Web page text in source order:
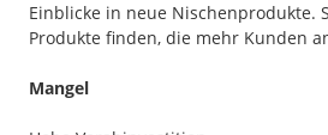
Einblicke in neue Nischenprodukte.
Produkte finden, die mehr Kunden
Mangel